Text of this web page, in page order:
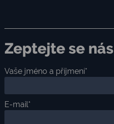
Zeptejte se nás
Vaše jméno a příjmení*
E-mail*